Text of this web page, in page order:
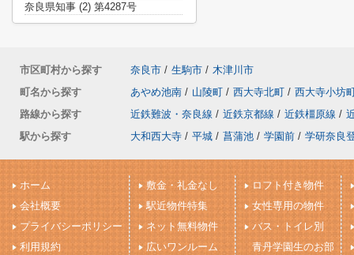
奈良県知事 (2) 第4287号
市区町村から探す 奈良市 / 生駒市 / 木津川市
町名から探す
あやめ池南 / 山陵町 / 西大寺北町 / 西大寺小坊
路線から探す
近鉄難波・奈良線 / 近鉄京都線 / 近鉄橿原線 /
駅から探す
大和西大寺 / 平城 / 菖蒲池 / 学園前 / 学研奈良
ホーム
会社概要
プライバシーポリシー
利用規約
敷金・礼金なし
駅近物件特集
ネット無料物件
広いワンルーム
ロフト付き物件
女性専用の物件
バス・トイレ別
青丹学園生のお部